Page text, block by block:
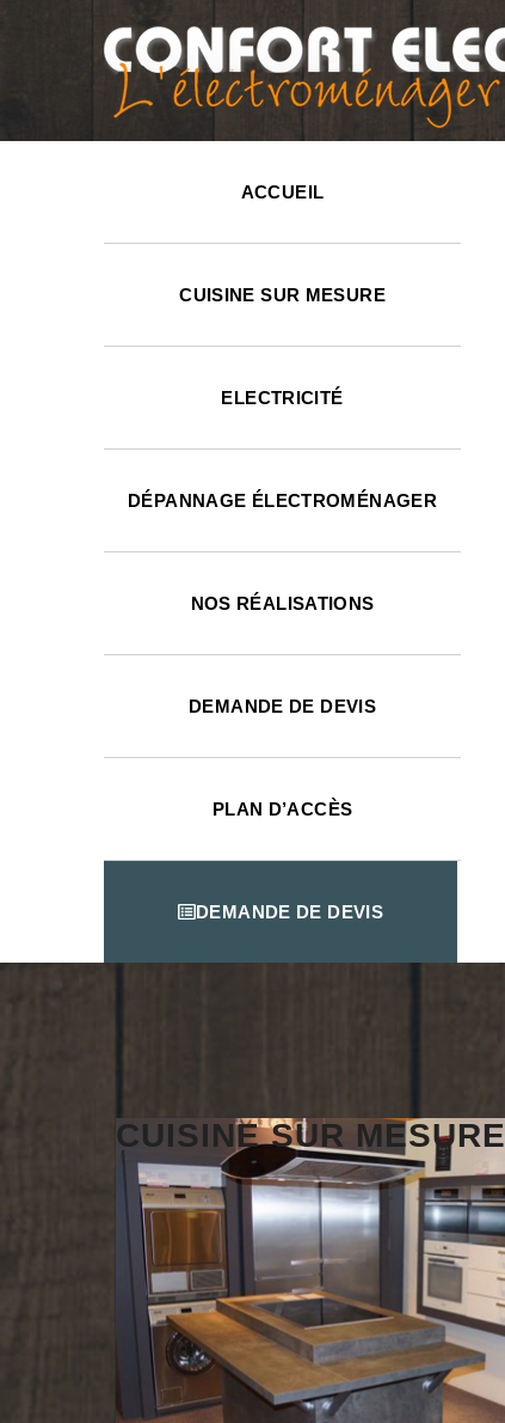
ACCUEIL
CUISINE SUR MESURE
ELECTRICITÉ
DÉPANNAGE ÉLECTROMÉNAGER
NOS RÉALISATIONS
DEMANDE DE DEVIS
PLAN D’ACCÈS
DEMANDE DE DEVIS
CUISINE SUR MESURE